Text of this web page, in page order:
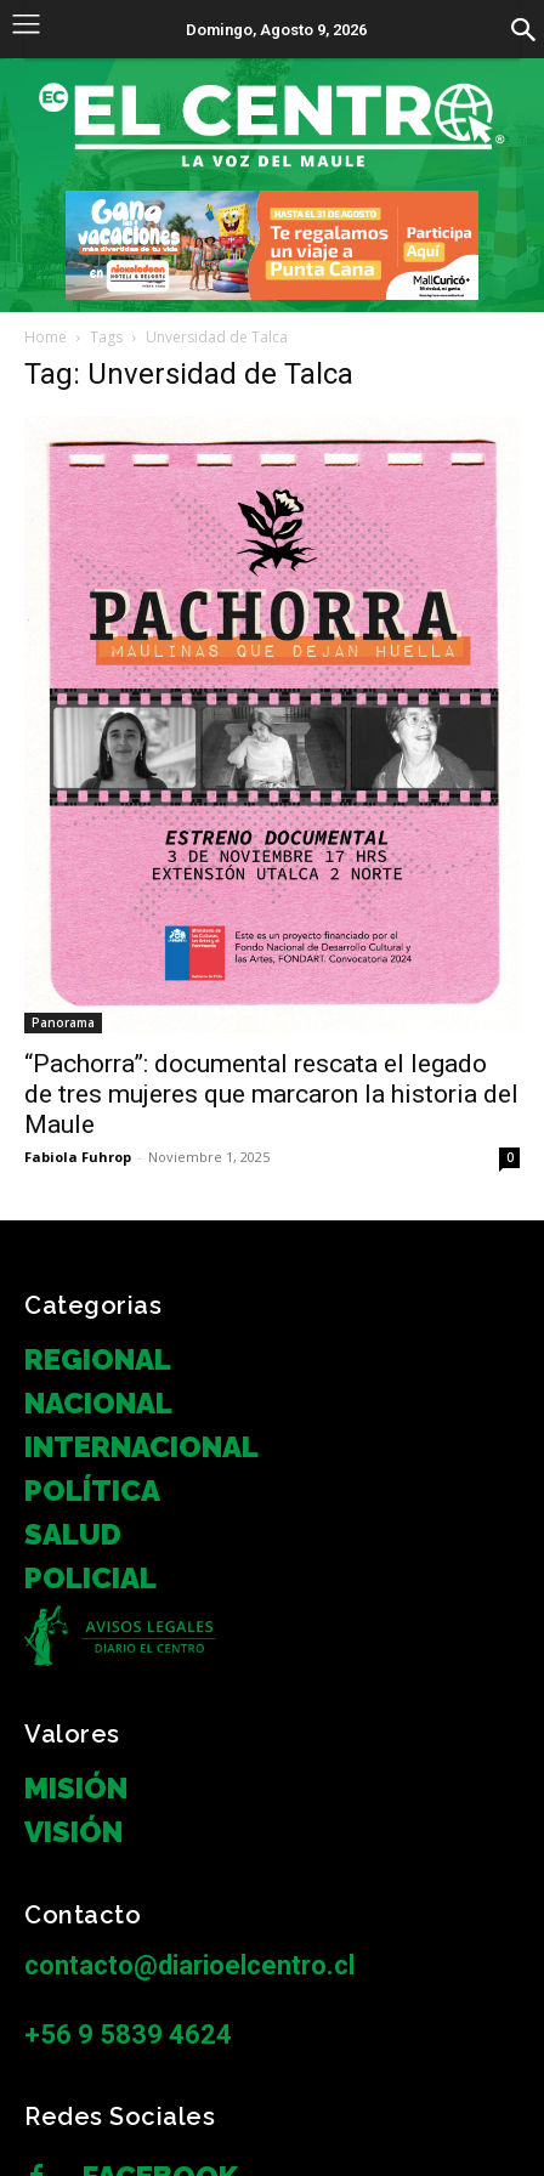
Domingo, Agosto 9, 2026
Home Tags Unversidad de Talca
Tag: Unversidad de Talca
Panorama
“Pachorra”: documental rescata el legado
de tres mujeres que marcaron la historia del
Maule
Fabiola Fuhrop - Noviembre 1, 2025 0
Categorias
REGIONAL
NACIONAL
INTERNACIONAL
POLÍTICA
SALUD
POLICIAL
Valores
MISIÓN
VISIÓN
Contacto
contacto@diarioelcentro.cl
+56 9 5839 4624
Redes Sociales